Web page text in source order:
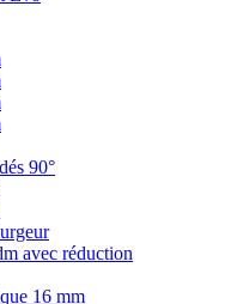
90°
avec réduction
16 mm